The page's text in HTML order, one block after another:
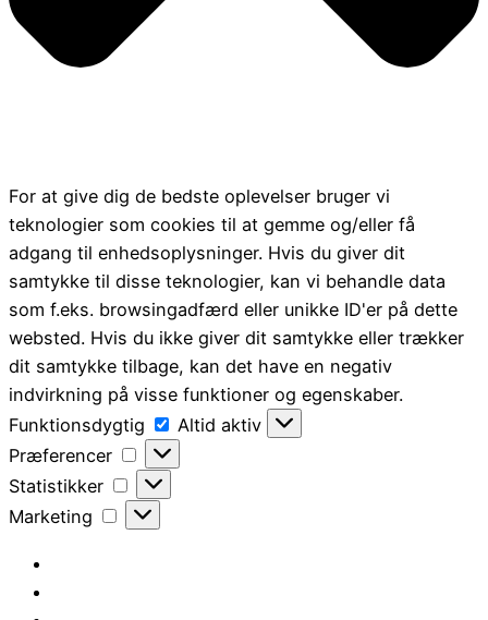
For at give dig de bedste oplevelser bruger vi
teknologier som cookies til at gemme og/eller få
adgang til enhedsoplysninger. Hvis du giver dit
samtykke til disse teknologier, kan vi behandle data
som f.eks. browsingadfærd eller unikke ID'er på dette
websted. Hvis du ikke giver dit samtykke eller trækker
dit samtykke tilbage, kan det have en negativ
indvirkning på visse funktioner og egenskaber.
Funktionsdygtig
Funktionsdygtig
Altid aktiv
Præferencer
Præferencer
Statistikker
Statistikker
Marketing
Marketing